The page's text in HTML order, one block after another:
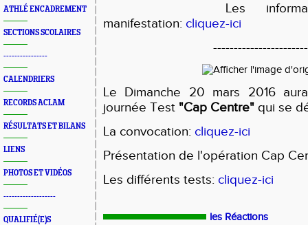
ATHLÉ ENCADREMENT
SECTIONS SCOLAIRES
----------------
CALENDRIERS
RECORDS ACLAM
RÉSULTATS ET BILANS
LIENS
PHOTOS ET VIDÉOS
-------------------
QUALIFIÉ(E)S
Les
manifestation: cliquez-ici
Le Dimanche 20 mars 2016
journée Test "Cap Centre" qui se
La convocation: cliquez-ici
Présentation de l'opération Cap
Les différents tests: cliquez-ici
les Réactions